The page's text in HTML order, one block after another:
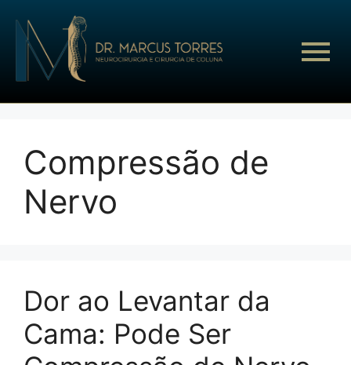
Compressão de
Nervo
Dor ao Levantar da
Cama: Pode Ser